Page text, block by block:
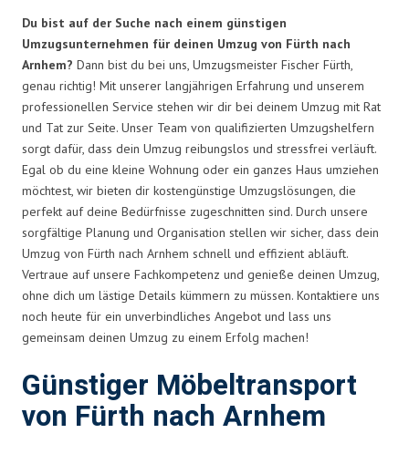
Du bist auf der Suche nach einem günstigen
Umzugsunternehmen für deinen Umzug von Fürth nach
Arnhem? Dann bist du bei uns, Umzugsmeister Fischer Fürth,
genau richtig! Mit unserer langjährigen Erfahrung und unserem
professionellen Service stehen wir dir bei deinem Umzug mit Rat
und Tat zur Seite. Unser Team von qualifizierten Umzugshelfern
sorgt dafür, dass dein Umzug reibungslos und stressfrei verläuft.
Egal ob du eine kleine Wohnung oder ein ganzes Haus umziehen
möchtest, wir bieten dir kostengünstige Umzugslösungen, die
perfekt auf deine Bedürfnisse zugeschnitten sind. Durch unsere
sorgfältige Planung und Organisation stellen wir sicher, dass dein
Umzug von Fürth nach Arnhem schnell und effizient abläuft.
Vertraue auf unsere Fachkompetenz und genieße deinen Umzug,
ohne dich um lästige Details kümmern zu müssen. Kontaktiere uns
noch heute für ein unverbindliches Angebot und lass uns
gemeinsam deinen Umzug zu einem Erfolg machen!
Günstiger Möbeltransport
von Fürth nach Arnhem